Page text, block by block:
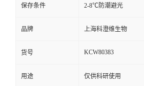
保存条件 2-8℃防潮避光
品牌 上海科澄维生物
货号 KCW80383
用途 仅供科研使用